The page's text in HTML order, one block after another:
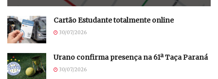
Cartão Estudante totalmente online
30/07/2026
Urano confirma presença na 61ª Taça Paraná
30/07/2026